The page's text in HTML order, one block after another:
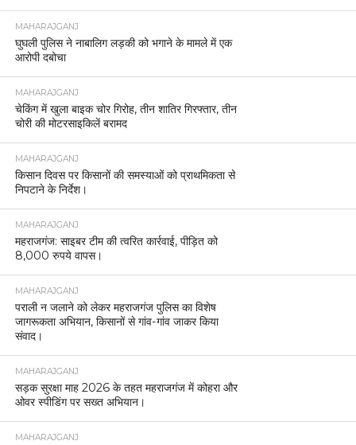
MAHARAJGANJ
घुघली पुलिस ने नाबालिग लड़की को भगाने के मामले में एक
आरोपी दबोचा
MAHARAJGANJ
चेकिंग में खुला बाइक चोर गिरोह, तीन शातिर गिरफ्तार, तीन
चोरी की मोटरसाइकिलें बरामद
MAHARAJGANJ
किसान दिवस पर किसानों की समस्याओं को प्राथमिकता से
निपटाने के निर्देश।
MAHARAJGANJ
महराजगंज: साइबर टीम की त्वरित कार्रवाई, पीड़ित को
8,000 रुपये वापस।
MAHARAJGANJ
पराली न जलाने को लेकर महराजगंज पुलिस का विशेष
जागरूकता अभियान, किसानों से गांव-गांव जाकर किया
संवाद।
MAHARAJGANJ
सड़क सुरक्षा माह 2026 के तहत महराजगंज में कोहरा और
ओवर स्पीडिंग पर सख्त अभियान।
MAHARAJGANJ